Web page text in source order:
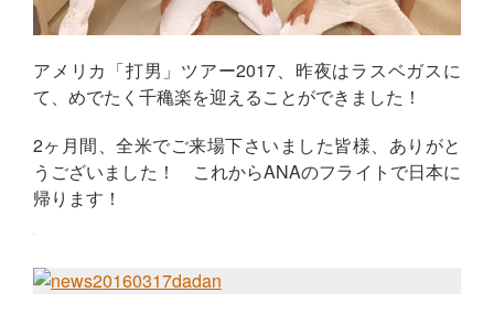
アメリカ「打男」ツアー2017、昨夜はラスベガスに
て、めでたく千穐楽を迎えることができました！
2ヶ月間、全米でご来場下さいました皆様、ありがと
うございました！ これからANAのフライトで日本に
帰ります！